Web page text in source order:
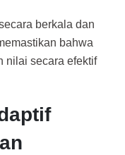
berkala dan
bahwa
nilai secara efektif